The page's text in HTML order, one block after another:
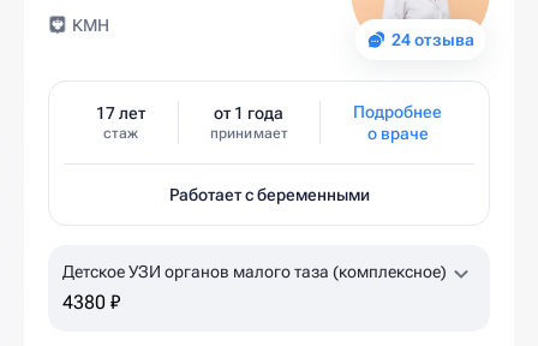
24 отзыва
КМН
17 лет
стаж
от 1 года
принимает
Подробнее
о враче
Работает с беременными
Детское УЗИ органов малого таза (комплексное)
4380 ₽